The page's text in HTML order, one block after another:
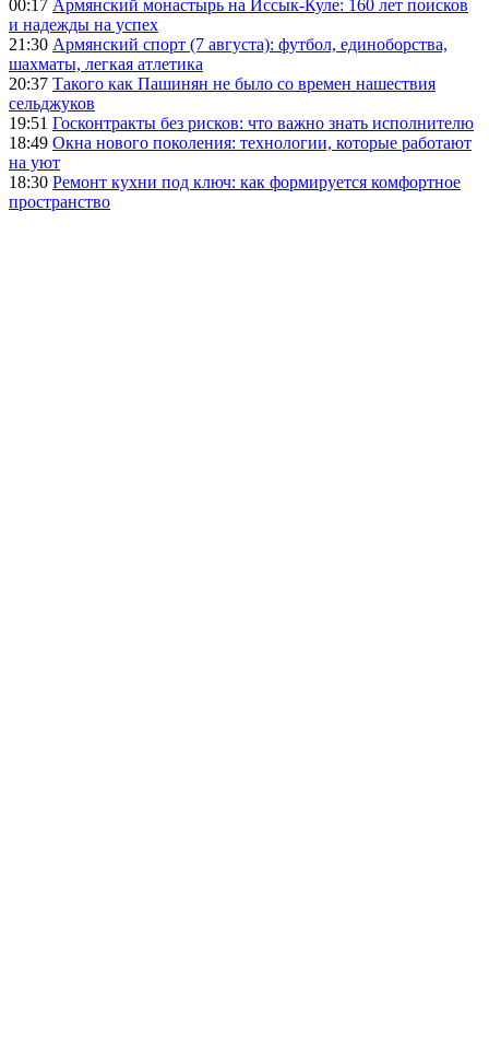
00:17 Армянский монастырь на Иссык-Куле: 160 лет поисков
и надежды на успех
21:30 Армянский спорт (7 августа): футбол, единоборства,
шахматы, легкая атлетика
20:37 Такого как Пашинян не было со времен нашествия
сельджуков
19:51 Госконтракты без рисков: что важно знать исполнителю
18:49 Окна нового поколения: технологии, которые работают
на уют
18:30 Ремонт кухни под ключ: как формируется комфортное
пространство